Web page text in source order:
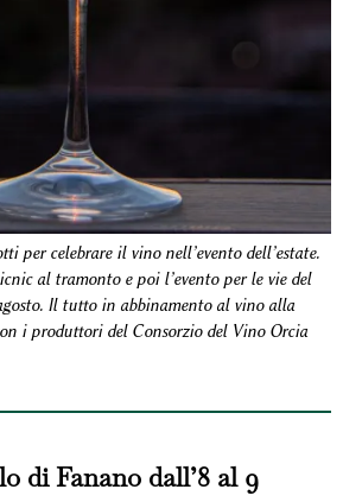
per celebrare il vino nell’evento dell’estate.
al tramonto e poi l’evento per le vie del
Il tutto in abbinamento al vino alla
i produttori del Consorzio del Vino Orcia
di Fanano dall’8 al 9